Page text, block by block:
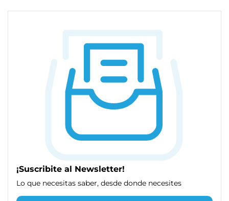
¡Suscribite al Newsletter!
Lo que necesitas saber, desde donde necesites